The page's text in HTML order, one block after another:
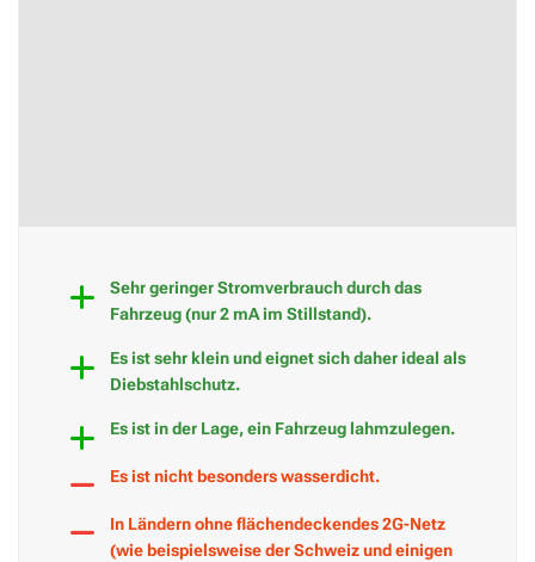
Sehr geringer Stromverbrauch durch das
Fahrzeug (nur 2 mA im Stillstand).
Es ist sehr klein und eignet sich daher ideal als
Diebstahlschutz.
Es ist in der Lage, ein Fahrzeug lahmzulegen.
Es ist nicht besonders wasserdicht.
In Ländern ohne flächendeckendes 2G-Netz
(wie beispielsweise der Schweiz und einigen